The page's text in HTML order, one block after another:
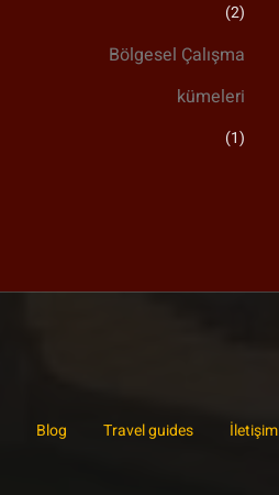
(2)
Bölgesel Çalışma
kümeleri
(1)
Blog Travel guides İletişim